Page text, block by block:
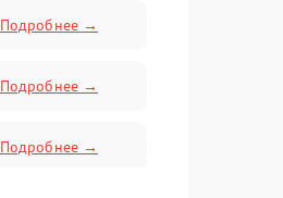
Подробнее →
Подробнее →
Подробнее →